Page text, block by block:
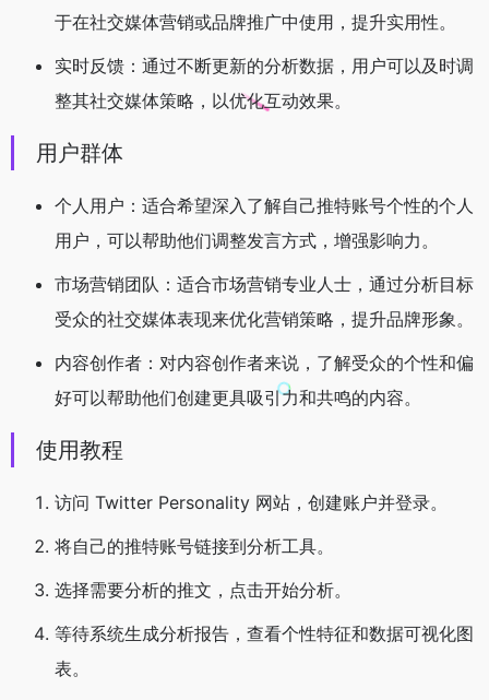
于在社交媒体营销或品牌推广中使用，提升实用性。
实时反馈：通过不断更新的分析数据，用户可以及时调
整其社交媒体策略，以优化互动效果。
用户群体
个人用户：适合希望深入了解自己推特账号个性的个人
用户，可以帮助他们调整发言方式，增强影响力。
市场营销团队：适合市场营销专业人士，通过分析目标
受众的社交媒体表现来优化营销策略，提升品牌形象。
内容创作者：对内容创作者来说，了解受众的个性和偏
好可以帮助他们创建更具吸引力和共鸣的内容。
使用教程
访问 Twitter Personality 网站，创建账户并登录。
将自己的推特账号链接到分析工具。
选择需要分析的推文，点击开始分析。
等待系统生成分析报告，查看个性特征和数据可视化图
表。